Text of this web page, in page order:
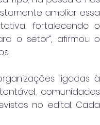
ampliar essa
fortalecendo o
o setor”, afirmou o
ligadas à
comunidades
no edital. Cada